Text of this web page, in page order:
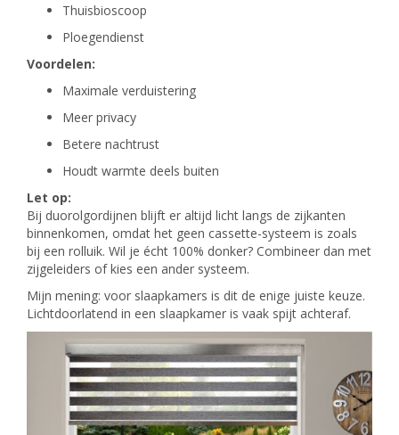
Thuisbioscoop
Ploegendienst
Voordelen:
Maximale verduistering
Meer privacy
Betere nachtrust
Houdt warmte deels buiten
Let op:
Bij duorolgordijnen blijft er altijd licht langs de zijkanten
binnenkomen, omdat het geen cassette-systeem is zoals
bij een rolluik. Wil je écht 100% donker? Combineer dan met
zijgeleiders of kies een ander systeem.
Mijn mening: voor slaapkamers is dit de enige juiste keuze.
Lichtdoorlatend in een slaapkamer is vaak spijt achteraf.